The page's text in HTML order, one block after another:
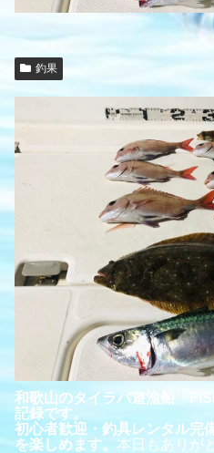
釣果
和歌山のタイラバ遊漁船「
記録です。
初心者歓迎・釣具レンタル完
を楽しめます。 本日もありが